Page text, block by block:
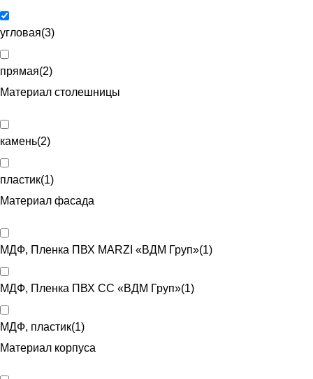
угловая(3)
прямая(2)
Материал столешницы
камень(2)
пластик(1)
Материал фасада
МДФ, Пленка ПВХ MARZI «ВДМ Груп»(1)
МДФ, Пленка ПВХ CC «ВДМ Груп»(1)
МДФ, пластик(1)
Материал корпуса